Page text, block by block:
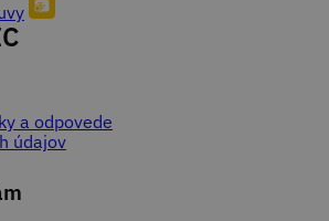
a odpovede
údajov